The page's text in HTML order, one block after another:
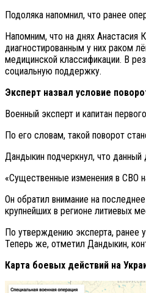
Подоляка напомнил, что ранее
Напомним, что на днях Анастасия
диагностированным у них раком
медицинской классификации. В
социальную поддержку.
Эксперт назвал условие
Военный эксперт и капитан
По его словам, такой поворот
Дандыкин подчеркнул, что данный
«Существенные изменения в СВО
Он обратил внимание на
крупнейших в регионе литиевых
По утверждению эксперта, ранее
Теперь же, отметил Дандыкин,
Карта боевых действий на